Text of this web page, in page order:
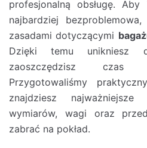
profesjonalną obsługę.
najbardziej
zasadami dotyczącymi
Dzięki temu unikniesz
zaoszczędzisz czas
Przygotowaliśmy
znajdziesz
wymiarów, wagi oraz
zabrać na pokład.